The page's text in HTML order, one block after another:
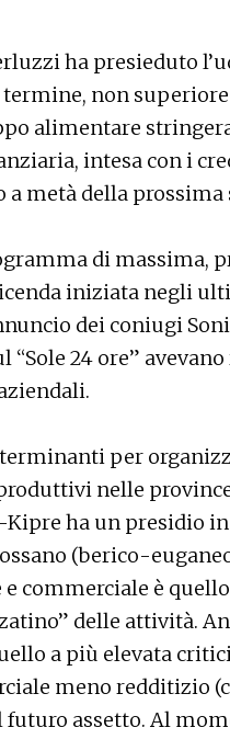
ha presieduto
non
alimentare
intesa con i
a metà della
di massima,
iniziata negli
dei coniugi
24 ore” avevano
per
nelle
Kipre ha un presidio
(berico-
commerciale è
delle attività.
a più elevata
meno redditizio
futuro assetto. Al